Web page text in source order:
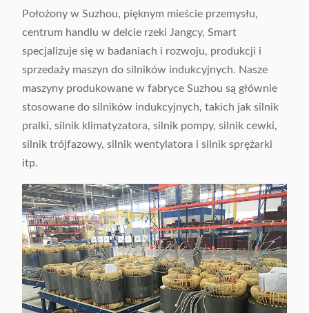
Położony w Suzhou, pięknym mieście przemysłu,
centrum handlu w delcie rzeki Jangcy, Smart
specjalizuje się w badaniach i rozwoju, produkcji i
sprzedaży maszyn do silników indukcyjnych. Nasze
maszyny produkowane w fabryce Suzhou są głównie
stosowane do silników indukcyjnych, takich jak silnik
pralki, silnik klimatyzatora, silnik pompy, silnik cewki,
silnik trójfazowy, silnik wentylatora i silnik sprężarki
itp.